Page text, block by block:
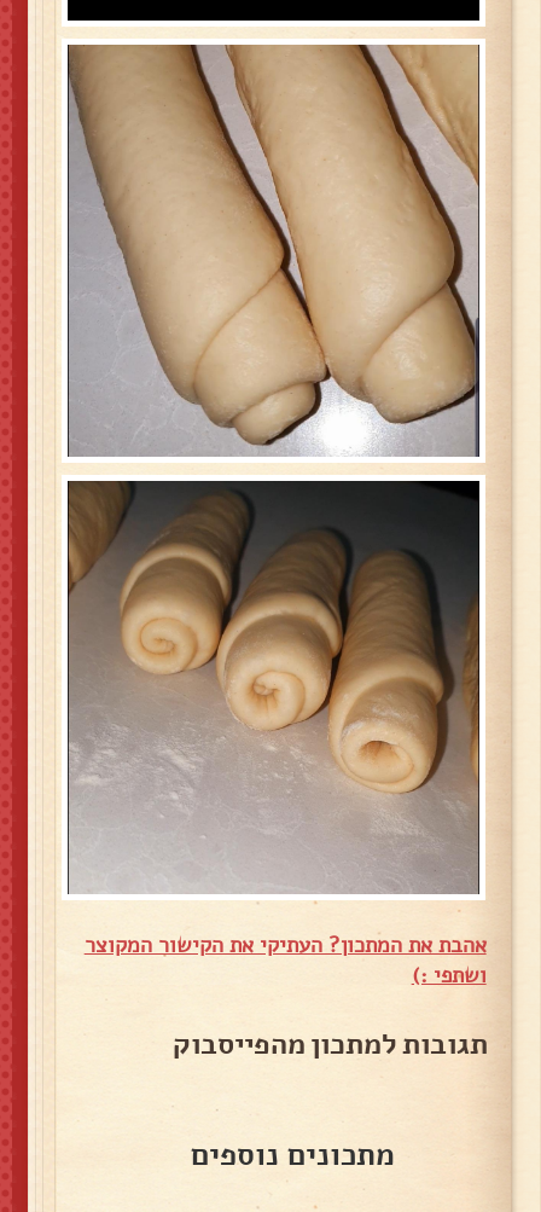
אהבת את המתכון? העתיקי את הקישור המקוצר
ושתפי :)
תגובות למתכון מהפייסבוק
מתכונים נוספים